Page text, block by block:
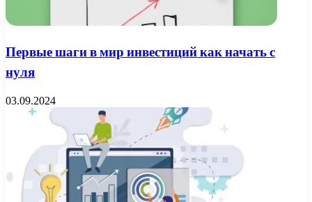
Первые шаги в мир инвестиций как начать с
нуля
03.09.2024